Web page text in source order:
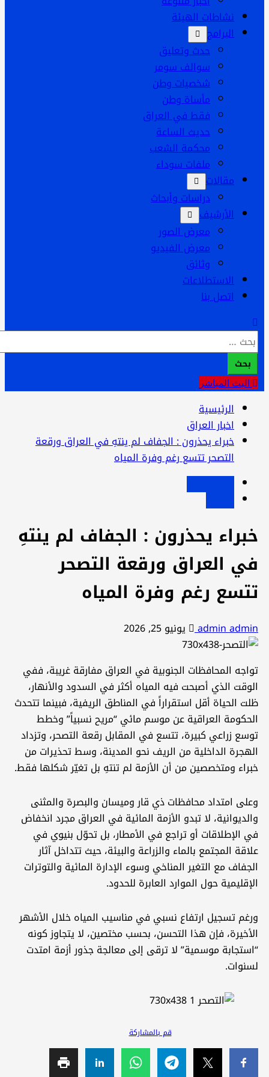
نشاطات الهيئة
البرامج
حدث وتعليق
سوالف سومر
شخصيات وطن
مأساة وطن
فقط في العراق
حديث الساعة
محكمة الشعب
ملفات سوداء
مقالات
دراسات وأبحاث
الأرشيف
معرض الصور
معرض الفيديو
وثائق
الاستطلاعات
اتصل بنا
البث المباشر
الرئيسية
اخبار العراق
خبراء يحذرون : الجفاف لم ينتهِ في العراق ورقعة
التصحر تتسع رغم وفرة المياه
يحذرون : الجفاف لم ينتهِ
العراق ورقعة التصحر
رغم وفرة المياه
admin يونيو 25, 2026
المحافظات الجنوبية في العراق مفارقة غريبة، ففي
الذي أصبحت فيه المياه أكثر في السدود والأنهار،
الحياة أقل استقراراً في المناطق الريفية، فبينما تتحدث
العراقية عن موسم مائي “مريح نسبياً” وخطط
زراعي كبيرة، تتسع في المقابل رقعة التصحر، وتزداد
الداخلية من الريف نحو المدينة، وسط تحذيرات من
ومتخصصين من أن الأزمة لم تنتهِ بل تغيّر شكلها فقط.
امتداد محافظات ذي قار وميسان والبصرة والمثنى
لا تبدو الأزمة المائية في العراق مجرد انخفاض
الإطلاقات أو تراجع في الأمطار، بل تحوّل بنيوي في
المجتمع بالماء والزراعة والبيئة، حيث تتداخل آثار
مع التغير المناخي وسوء الإدارة المائية والتوترات
حول الموارد العابرة للحدود.
تسجيل ارتفاع نسبي في مناسيب المياه خلال الأشهر
فإن هذا التحسن، بحسب مختصين، لا يتجاوز كونه
موسمية” لا ترقى إلى معالجة جذور أزمة امتدت
قم بالمشاركة